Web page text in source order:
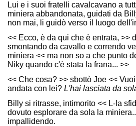
Lui e i suoi fratelli cavalcavano a
miniera abbandonata, guidati da
non mai, li guidò verso il luogo
<< Ecco, è da qui che è entrata, >>
smontando da cavallo e correndo
miniera << ma non so a che punto
Niky quando c'è stata la frana... >>
<< Che cosa? >> sbottò Joe <<
andata con lei? L'hai lasciata da
Billy si ritrasse, intimorito << L-la
dovuto esplorare da sola la
impallidendo.